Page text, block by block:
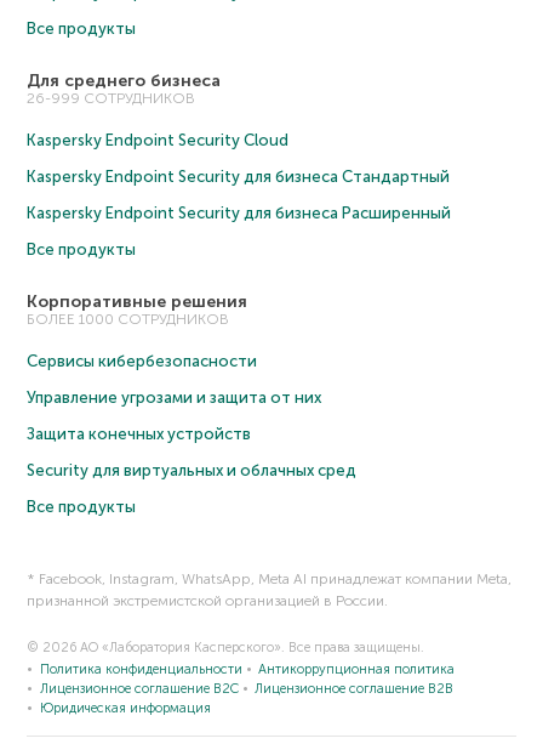
Все продукты
Для среднего бизнеса
26-999 СОТРУДНИКОВ
Kaspersky Endpoint Security Cloud
Kaspersky Endpoint Security для бизнеса Cтандартный
Kaspersky Endpoint Security для бизнеса Расширенный
Все продукты
Корпоративные решения
БОЛЕЕ 1000 СОТРУДНИКОВ
Сервисы кибербезопасности
Управление угрозами и защита от них
Защита конечных устройств
Security для виртуальных и облачных сред
Все продукты
* Facebook, Instagram, WhatsApp, Meta AI принадлежат компании Meta,
признанной экстремистской организацией в России.
© 2026 АО «Лаборатория Касперского». Все права защищены.
Политика конфиденциальности
Антикоррупционная политика
Лицензионное соглашение B2C
Лицензионное соглашение B2B
Юридическая информация